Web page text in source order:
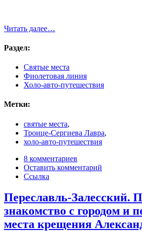
Читать далее…
Раздел:
Святые места
Фиолетовая линия
Холо-авто-путешествия
Метки:
святые места,
Троице-Сергиева Лавра,
холо-авто-путешествия
8 комментариев
Оставить комментарий
Ссылка
Переславль-Залесский.
знакомство с городом и
места крещения